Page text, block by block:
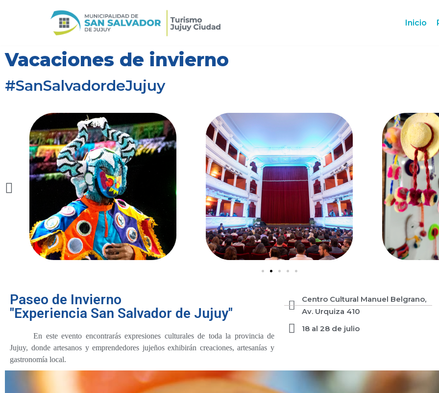
Inicio
Vacaciones de invierno
#SanSalvadordeJujuy
Paseo de Invierno
"Experiencia San Salvador de Jujuy"
En este evento encontrarás expresiones culturales de toda la provincia de
Jujuy, donde artesanos y emprendedores jujeños exhibirán creaciones, artesanías y
gastronomía local.
Centro Cultural Manuel Belgrano,
Av. Urquiza 410
18 al 28 de julio